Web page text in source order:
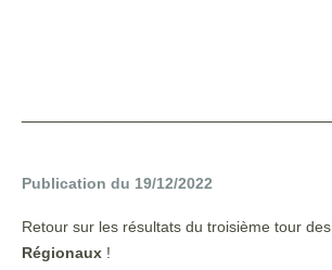
Publication du 19/12/2022
Retour sur les résultats du troisième tour des
Régionaux !